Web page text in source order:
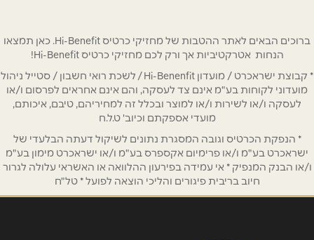
אימייל*
נושא *
הודעה
ברוכים הבאים לאתר ההטבות של מחזיקי כרטיס Hi-Benefit. כאן תמצאו
הנחות אטרקטיביות אך ורק לכם מחזיקי כרטיס Hi-Benefit!
* קבוצת ישראכרט / מועדון Hi-Benenfit / לשכת רואי חשבון / סטייל ניהול
מועדוני לקוחות בע"מ אינם צד לעסקה, והם אינם אחראים לפרסום ו/או
לעסקה ו/או לשירות ו/או למוצר ובכלל זה למחיריהם, טיבם, איכותם,
מועדי אספקתם וכיוב' ט.ל.ח
* הנפקת הכרטיס וגובה המסגרת נתונים לשיקול דעתה הבלעדי של
ישראכרט בע"מ ו/או פרימיום אקספרס בע"מ ו/או ישראכרט מימון בע"מ
ו/או הבנק המנפיק * אי עמידה בפירעון ההלוואה או האשראי עלולה לגרור
חיוב בריבית פיגורים והליכי הוצאה לפועל * טל"ח